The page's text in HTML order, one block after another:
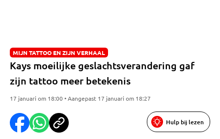
MIJN TATTOO EN ZIJN VERHAAL
Kays moeilijke geslachtsverandering gaf
zijn tattoo meer betekenis
17 januari om 18:00 • Aangepast 17 januari om 18:27
Hulp bij lezen